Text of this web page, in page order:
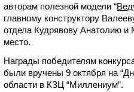
авторам полезной модели “
главному конструктору
отдела Кудрявову Анатолию и
место.
Награды победителям
были вручены 9 октября на
области в КЗЦ “Миллениум”.